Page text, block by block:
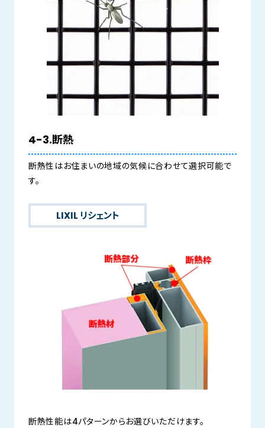
4-3.断熱
断熱性はお住まいの地域の気候に合わせて選択可能で
す。
LIXIL リシェント
断熱性能は4パターンからお選びいただけます。